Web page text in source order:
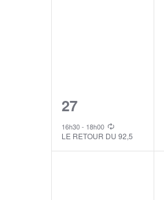
1
event,
27
16h30- 18h00
LE RETOUR DU 92,5